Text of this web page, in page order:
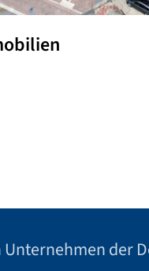
Unternehmen der